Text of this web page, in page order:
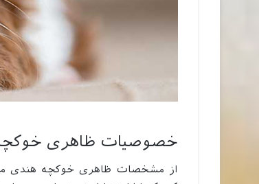
خصوصیات ظاهری
از مشخصات ظاهری خوکچه هندی